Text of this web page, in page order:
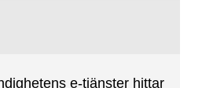
e-tjänster hittar